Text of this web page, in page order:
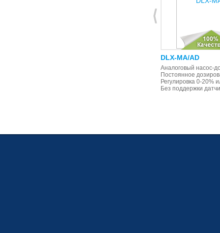
DLX-MA/AD
Аналоговый насос-
Постоянное
Регулировка 0-20%
Без поддержки